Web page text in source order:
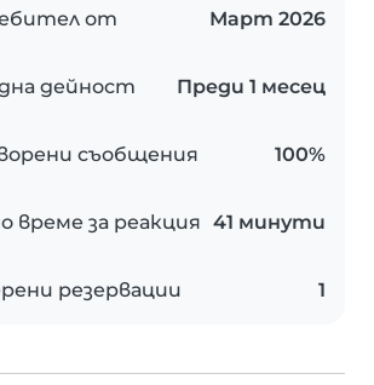
от Март 2026
дейност Преди 1 месец
съобщения 100%
време за реакция 41 минути
резервации 1